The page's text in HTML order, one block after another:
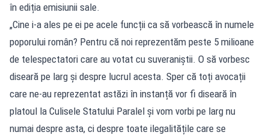
în ediția emisiunii sale.
„Cine i-a ales pe ei pe acele funcții ca să vorbească în numele
poporului român? Pentru că noi reprezentăm peste 5 milioane
de telespectatori care au votat cu suveraniștii. O să vorbesc
diseară pe larg și despre lucrul acesta. Sper că toți avocații
care ne-au reprezentat astăzi în instanță vor fi diseară în
platoul la Culisele Statului Paralel și vom vorbi pe larg nu
numai despre asta, ci despre toate ilegalitățile care se